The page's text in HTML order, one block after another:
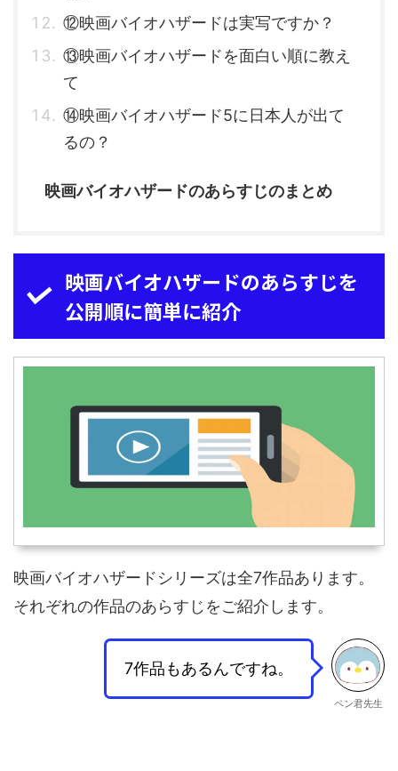
⑫映画バイオハザードは実写ですか？
⑬映画バイオハザードを面白い順に教え
て
⑭映画バイオハザード5に日本人が出て
るの？
映画バイオハザードのあらすじのまとめ
映画バイオハザードのあらすじを
公開順に簡単に紹介
映画バイオハザードシリーズは全7作品あります。
それぞれの作品のあらすじをご紹介します。
7作品もあるんですね。
ペン君先生